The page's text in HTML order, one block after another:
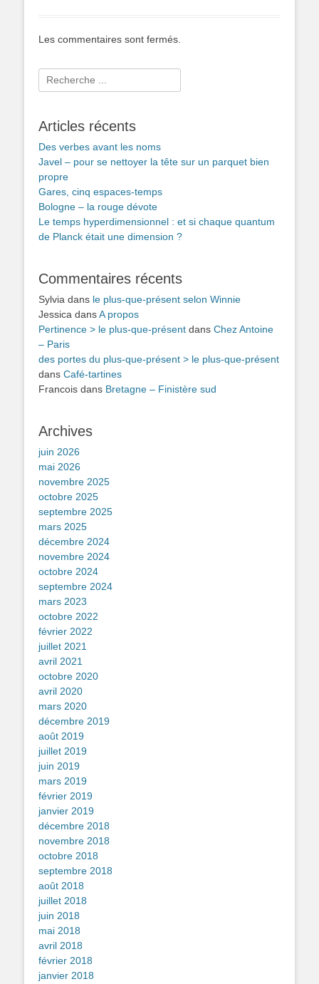
Les commentaires sont fermés.
Rechercher :
Articles récents
Des verbes avant les noms
Javel – pour se nettoyer la tête sur un parquet bien
propre
Gares, cinq espaces-temps
Bologne – la rouge dévote
Le temps hyperdimensionnel : et si chaque quantum
de Planck était une dimension ?
Commentaires récents
Sylvia dans le plus-que-présent selon Winnie
Jessica dansA propos
Pertinence > le plus-que-présent dans Chez Antoine
– Paris
des portes du plus-que-présent > le plus-que-présent
dans Café-tartines
Francois dans Bretagne – Finistère sud
Archives
juin 2026
mai 2026
novembre 2025
octobre 2025
septembre 2025
mars 2025
décembre 2024
novembre 2024
octobre 2024
septembre 2024
mars 2023
octobre 2022
février 2022
juillet 2021
avril 2021
octobre 2020
avril 2020
mars 2020
décembre 2019
août 2019
juillet 2019
juin 2019
mars 2019
février 2019
janvier 2019
décembre 2018
novembre 2018
octobre 2018
septembre 2018
août 2018
juillet 2018
juin 2018
mai 2018
avril 2018
février 2018
janvier 2018